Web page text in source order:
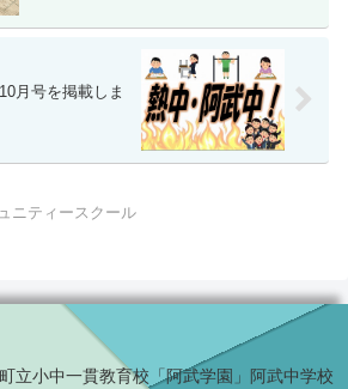
月号を掲載しま
ニティースクール
立小中一貫教育校「阿武学園」阿武中学校